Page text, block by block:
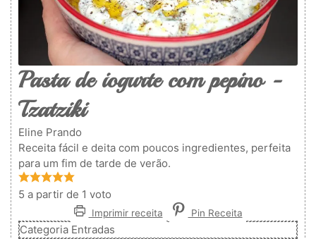
Pasta de iogurte com pepino -
Tzatziki
Eline Prando
Receita fácil e deita com poucos ingredientes, perfeita
para um fim de tarde de verão.
5 a partir de 1 voto
Imprimir receita Pin Receita
Categoria Entradas